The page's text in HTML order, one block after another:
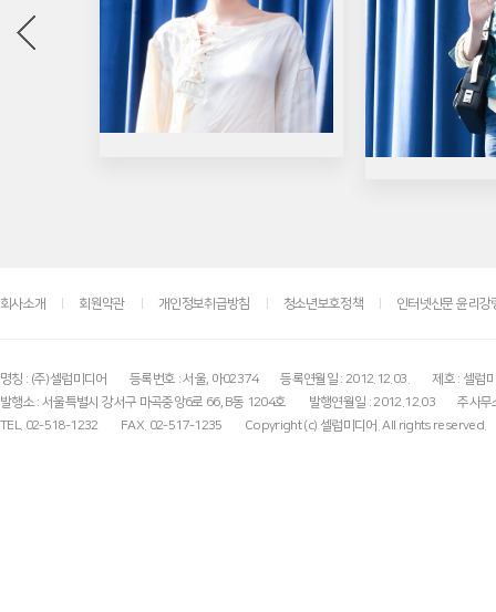
회사소개 회원약관 개인정보취급방침 청소년보호정책 인터넷신문 윤리강
명칭 : (주)셀럽미디어 등록번호 : 서울, 아02374 등록연월일 : 2012.12.03.
제호 : 셀럽
발행소 : 서울특별시 강서구 마곡중앙6로 66, B동 1204호
발행연월일 : 2012.12.03
주사무
TEL. 02-518-1232
FAX. 02-517-1235 Copyright (c) 셀럽미디어. All rights reserved.